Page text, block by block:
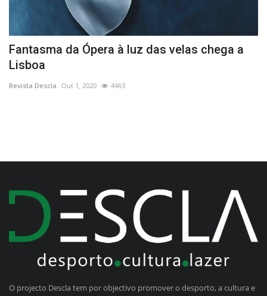
Fantasma da Ópera à luz das velas chega a
Lisboa
Revista Descla Out 1, 2020 4463
O projecto Descla tem por objectivo promover o desporto, a cultura e